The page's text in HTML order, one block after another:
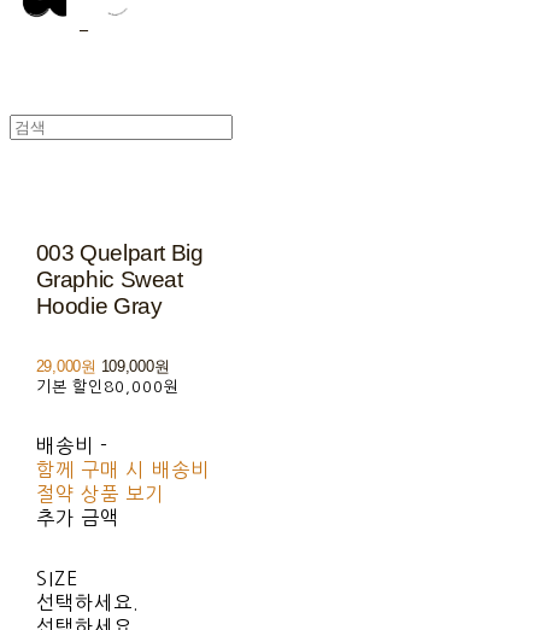
003 Quelpart Big
Graphic Sweat
Hoodie Gray
29,000원 109,000원
기본 할인 80,000원
배송비-
함께 구매 시 배송비
절약 상품 보기
추가 금액
SIZE
선택하세요.
선택하세요.